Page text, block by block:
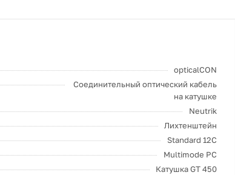
opticalCON
Соединительный оптический кабель
на катушке
Neutrik
Лихтенштейн
Standard 12C
Multimode PC
Катушка GT 450